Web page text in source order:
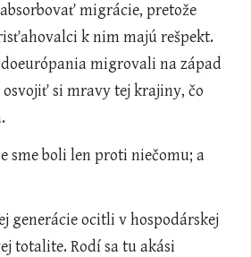
migrácie, pretože
k nim majú rešpekt.
migrovali na západ
si mravy tej krajiny, čo
generácie ocitli v hospodárskej
totalite. Rodí sa tu akási